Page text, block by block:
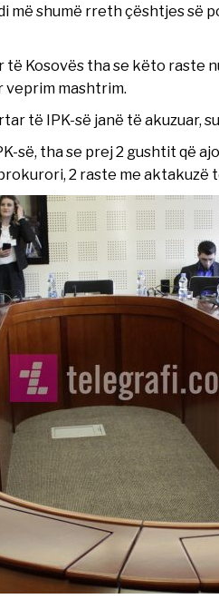
më shumë rreth çështjes së
Kosovës tha se këto raste
mashtrim.
të IPK-së janë të akuzuar,
së, tha se prej 2 gushtit që
2 raste me aktakuzë